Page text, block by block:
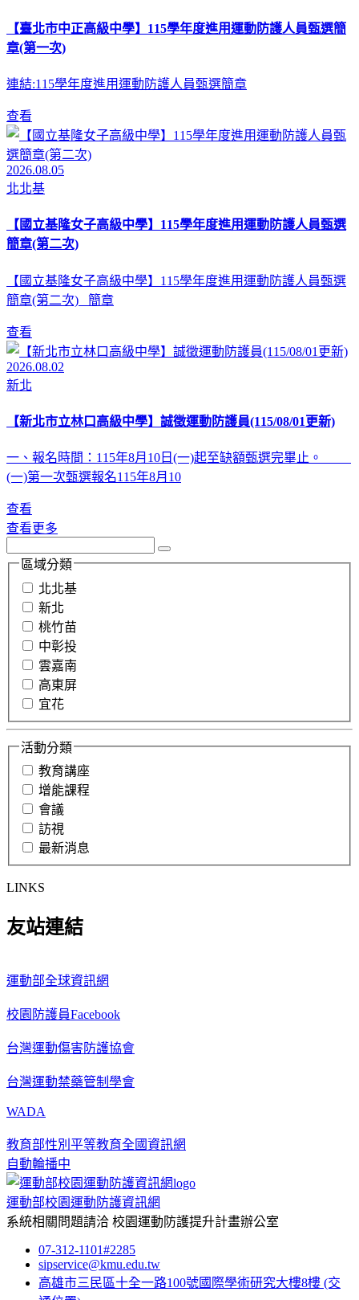
【臺北市中正高級中學】115學年度進用運動防護人員甄選簡
章(第一次)
連結:115學年度進用運動防護人員甄選簡章
查看
2026.08.05
北北基
【國立基隆女子高級中學】115學年度進用運動防護人員甄選
簡章(第二次)
【國立基隆女子高級中學】115學年度進用運動防護人員甄選
簡章(第二次) 簡章
查看
2026.08.02
新北
【新北市立林口高級中學】誠徵運動防護員(115/08/01更新)
一、報名時間：115年8月10日(一)起至缺額甄選完畢止。
(一)第一次甄選報名115年8月10
查看
查看更多
區域分類
北北基
新北
桃竹苗
中彰投
雲嘉南
高東屏
宜花
活動分類
教育講座
增能課程
會議
訪視
最新消息
LINKS
友站連結
運動部全球資訊網
校園防護員Facebook
台灣運動傷害防護協會
台灣運動禁藥管制學會
WADA
教育部性別平等教育全國資訊網
自動輪播中
運動部校園運動防護資訊網
系統相關問題請洽 校園運動防護提升計畫辦公室
07-312-1101#2285
sipservice@kmu.edu.tw
高雄市三民區十全一路100號國際學術研究大樓8樓 (交